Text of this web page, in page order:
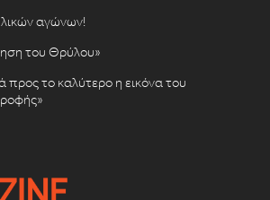
αγώνων!
του Θρύλου»
προς το καλύτερο η εικόνα του